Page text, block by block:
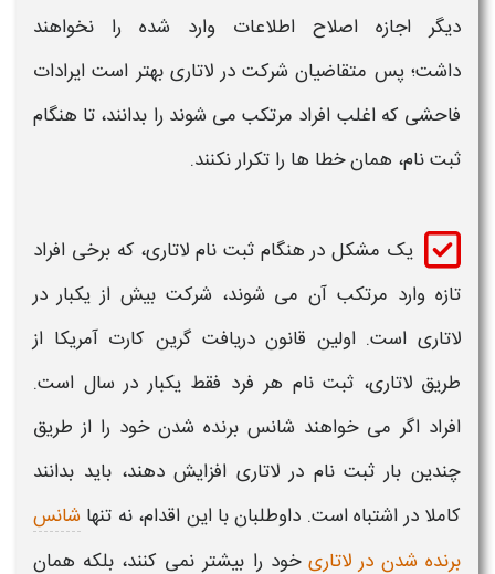
دیگر اجازه اصلاح اطلاعات وارد شده را نخواهند
داشت؛ پس متقاضیان شرکت درلاتاریبهتر است ایرادات
فاحشی که اغلب افراد مرتکب می شوند را بدانند، تا هنگام
ثبت نام، همانخطا ها را تکرار نکنند.
یک مشکلدر هنگامثبت نام لاتاری، که برخی افراد
تازه وارد مرتکب آن می شوند، شرکت بیش از یکبار در
لاتاری است. اولین قانون دریافت گرین کارت آمریکا از
طریقلاتاری، ثبت نام هر فرد فقط یکبار در سال است.
افراد اگر می خواهند شانس برنده شدن خود را از طریق
چندین بار ثبت نام در لاتاریافزایش دهند، باید بدانند
کاملا در اشتباه است. داوطلبان با این اقدام، نه تنها شانس
برنده شدن در لاتاری خود را بیشتر نمی کنند، بلکه همان